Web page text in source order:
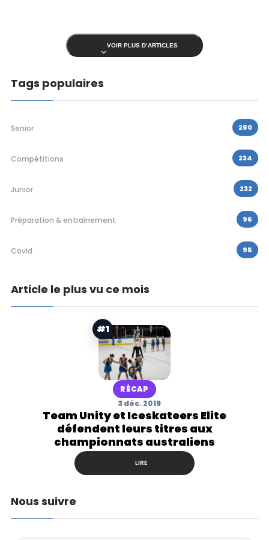
VOIR PLUS D’ARTICLES
Tags populaires
Senior 280
Compétitions 234
Junior 232
Préparation & entraînement 96
Covid 95
Article le plus vu ce mois
#1
RÉCAP
3 déc. 2019
Team Unity et Iceskateers Elite
défendent leurs titres aux
championnats australiens
LIRE
Nous suivre